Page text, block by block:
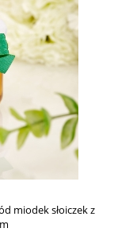
miodek słoiczek z